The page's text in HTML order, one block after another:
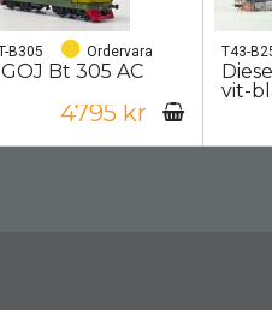
B305 Ordervara
Bt 305 AC
4795 kr
T43-
vit-